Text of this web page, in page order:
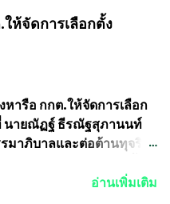
กมาย อันจะเป็นประโยชน์
งยิ่ง ผมจะดีใจและภูมิใจ
ะเทศลดการนำเข้าโดยเด็ด
มทนายความและทีม
ระเครื่องหลวงปู่หมุน แต่
คูณ มีเพียงบางรุ่นเท่านั้นที่
ดสร้างไว้มากมายหลาย
องหลวงพ่อพัฒน์ ให้มีการ
าง ก็คงจะมีการคัดเลือก
เนื่องจากพระเครื่องหลวง
งหลวงพ่อคูณ ซึ่งท่านนายก
ให้จัดการเลือกตั้ง
หารือ กกต.ให้จัดการเลือก
นายณัฏฐ์ ธีรณัฐสุภานนท์
มาภิบาลและต่อต้านทุจริต
ลทั่วประเทศเมื่อวันที่ 28
อ่านเพิ่มเติม